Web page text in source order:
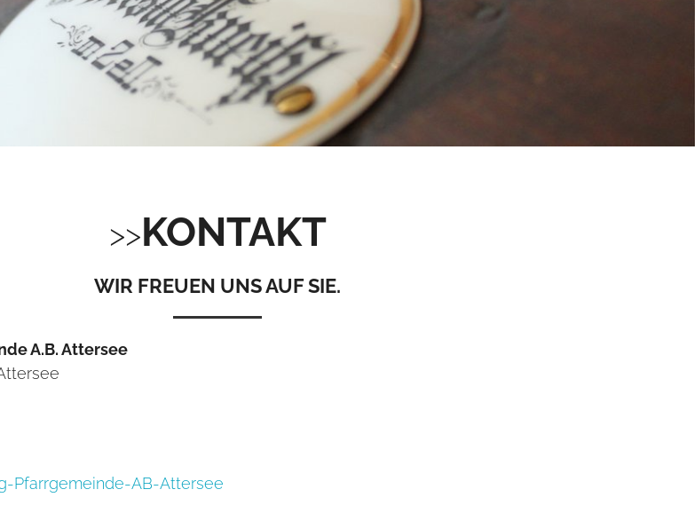
KONTAKT
WIR FREUEN UNS AUF SIE.
A.B. Attersee
Pfarrgemeinde-AB-Attersee